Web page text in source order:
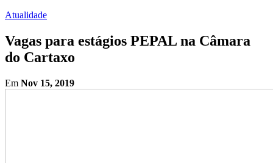
Atualidade
Vagas para estágios PEPAL na Câmara
do Cartaxo
Em Nov 15, 2019